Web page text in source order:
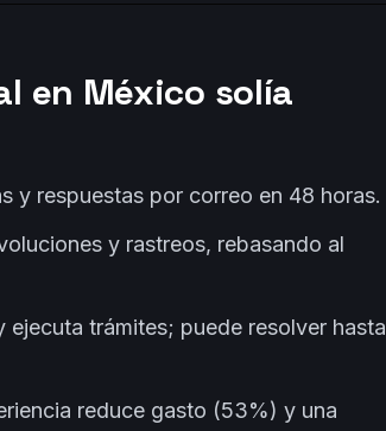
en México solía
y respuestas por correo en 48 horas.
y rastreos, rebasando al
trámites; puede resolver hasta
reduce gasto (53%) y una